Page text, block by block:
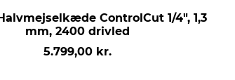
ControlCut 1/4", 1,3
mm, 2400 drivled
5.799,00 kr.